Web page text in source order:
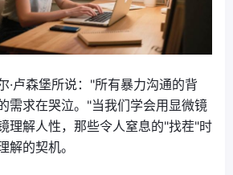
·卢森堡所说："所有暴力沟通的背
需求在哭泣。"当我们学会用显微镜
理解人性，那些令人窒息的"找茬"时
解的契机。